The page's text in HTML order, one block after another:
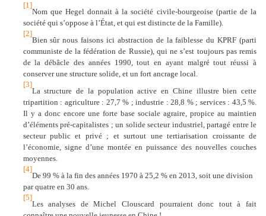
[1]
Nom que Hegel donnait à la société civile-bourgeoise (partie de la
société qui s’oppose à l’État, et qui est distincte de la Famille).
[2]
Bien sûr nous faisons ici abstraction de la faiblesse du KPRF (parti
communiste de la fédération de Russie), qui ne s’est toujours pas remis
de la débâcle des années 1990, tout en ayant malgré tout réussi à
conserver une structure solide, et un fort ancrage local.
[3]
La structure de la population active en Chine illustre bien cette
tripartition : agriculture : 27,7 % ; industrie : 28,8 % ; services : 43,5 %.
Il y a donc encore une forte base sociale agraire, propice au maintien
d’éléments pré-capitalistes ; un solide secteur industriel, partagé entre le
secteur public et privé ; et surtout une tertiarisation croissante de
l’économie, signe d’une montée en puissance des nouvelles couches
moyennes.
[4]
De 99 % à la fin des années 1970 à 25,2 % en 2013, soit une division
par quatre en 30 ans.
[5]
Les analyses de Michel Clouscard pourraient donc tout à fait